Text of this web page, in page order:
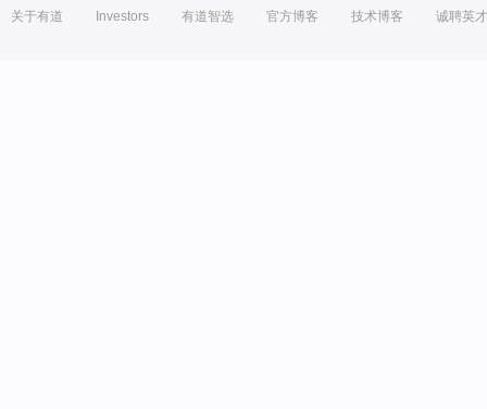
关于有道 Investors 有道智选 官方博客 技术博客 诚聘英才